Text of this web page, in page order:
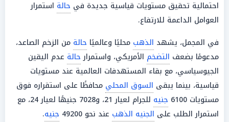
احتمالية تحقيق مستويات قياسية جديدة في حالة استمرار
العوامل الداعمة للارتفاع.
في المجمل، يشهد الذهب محليًا وعالميًا حالة من الزخم الصاعد،
مدعومًا بضعف التضخم الأمريكي، واستمرارحالة عدم اليقين
الجيوسياسي، مع بقاء المستهدفات العالمية عند مستويات
قياسية، بينما يبقى السوق المحلي محافظًا على استقراره فوق
مستويات 6100
جنيه
للجرام لعيار 21، و7028 جنيهًا لعيار 24، مع
استمرار الطلب على الجنيه الذهب عند نحو 49200 جنيه.